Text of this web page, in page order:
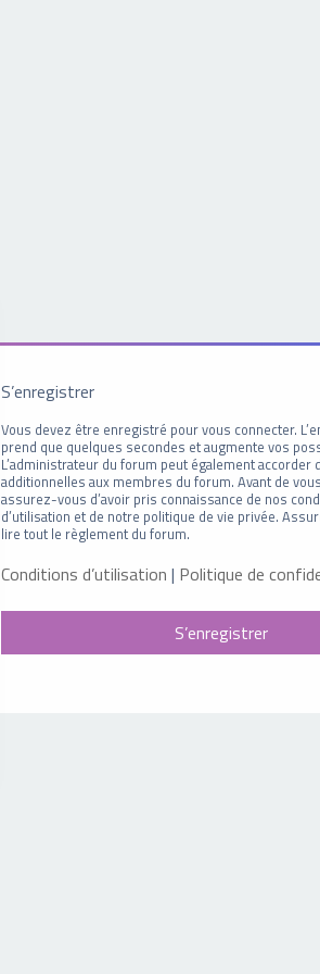
S’enregistrer
Vous devez être enregistré pour vous connecter.
prend que quelques secondes et augmente vos
L’administrateur du forum peut également
additionnelles aux membres du forum. Avant de
assurez-vous d’avoir pris connaissance de nos
d’utilisation et de notre politique de vie privée.
lire tout le règlement du forum.
Conditions d’utilisation | Politique de
S’enregistrer